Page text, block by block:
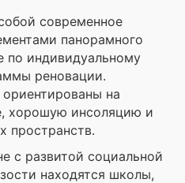
современное
панорамного
по индивидуальному
реновации.
на
хорошую инсоляцию и
пространств.
с развитой социальной
находятся школы,